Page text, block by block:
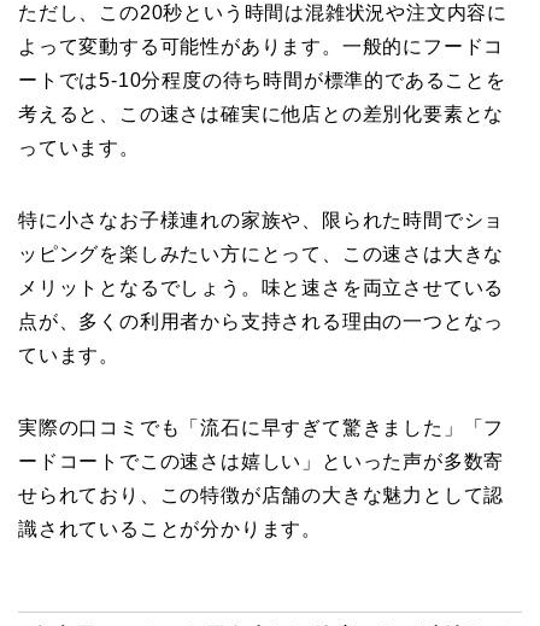
ただし、この20秒という時間は混雑状況や注文内容に
よって変動する可能性があります。一般的にフードコ
ートでは5-10分程度の待ち時間が標準的であることを
考えると、この速さは確実に他店との差別化要素とな
っています。
特に小さなお子様連れの家族や、限られた時間でショ
ッピングを楽しみたい方にとって、この速さは大きな
メリットとなるでしょう。味と速さを両立させている
点が、多くの利用者から支持される理由の一つとなっ
ています。
実際の口コミでも「流石に早すぎて驚きました」「フ
ードコートでこの速さは嬉しい」といった声が多数寄
せられており、この特徴が店舗の大きな魅力として認
識されていることが分かります。